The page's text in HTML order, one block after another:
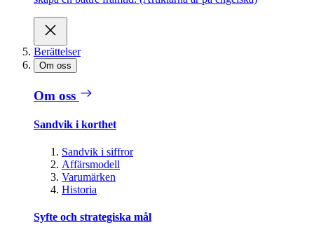
Berättelser
Om oss
Om oss
Sandvik i korthet
Sandvik i siffror
Affärsmodell
Varumärken
Historia
Syfte och strategiska mål